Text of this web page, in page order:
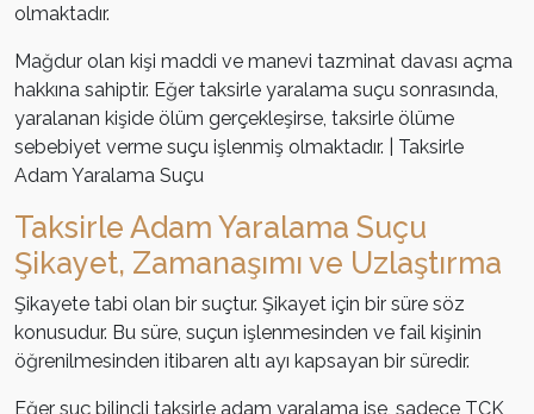
olmaktadır.
Mağdur olan kişi maddi ve manevi tazminat davası açma
hakkına sahiptir. Eğer taksirle yaralama suçu sonrasında,
yaralanan kişide ölüm gerçekleşirse, taksirle ölüme
sebebiyet verme suçu işlenmiş olmaktadır. | Taksirle
Adam Yaralama Suçu
Taksirle Adam Yaralama Suçu
Şikayet, Zamanaşımı ve Uzlaştırma
Şikayete tabi olan bir suçtur. Şikayet için bir süre söz
konusudur. Bu süre, suçun işlenmesinden ve fail kişinin
öğrenilmesinden itibaren altı ayı kapsayan bir süredir.
Eğer suç bilinçli taksirle adam yaralama ise, sadece TCK